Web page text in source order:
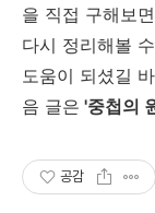
을 직접 구해보
다시 정리해볼
도움이 되셨길
음 글은 '중첩의
공감